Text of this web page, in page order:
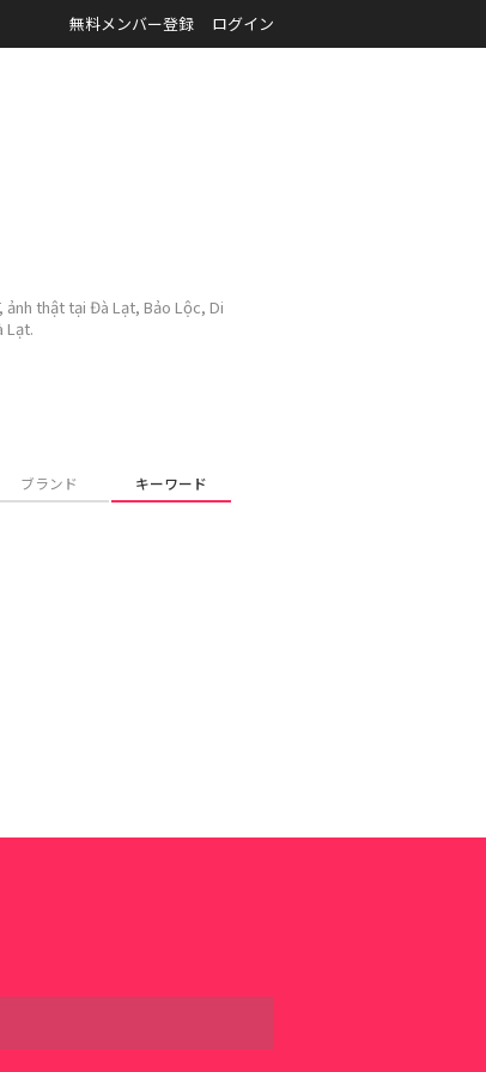
無料メンバー登録 ログイン
thật tại Đà Lạt, Bảo Lộc, Di
Lạt.
ブランド キーワード